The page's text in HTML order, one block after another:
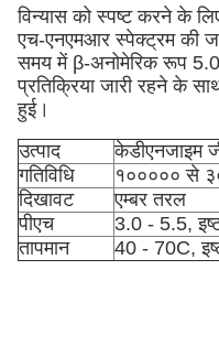
विन्यास को स्पष्ट करने के
एच-एनएमआर स्पेक्ट्रम की
समय में β-अनोमेरिक रूप 5.0
प्रतिक्रिया जारी रहने के
हुई।
उत्पाद
केडीएनजाइम
गतिविधि
१००००० से
दिखावट
एम्बर तरल
पीएच
3.0 - 5.5,
तापमान
40 - 70C,